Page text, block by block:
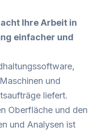
Ihre Arbeit in
einfacher und
und
liefert.
Oberfläche und den
und Analysen ist